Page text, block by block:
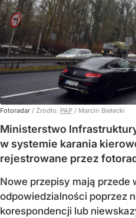
Fotoradar / Źródło: PAP / Marcin Bielecki
Ministerstwo
w systemie karania
rejestrowane przez
Nowe przepisy mają
odpowiedzialności poprzez
korespondencji lub